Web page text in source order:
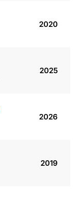
2020
2025
2026
2019